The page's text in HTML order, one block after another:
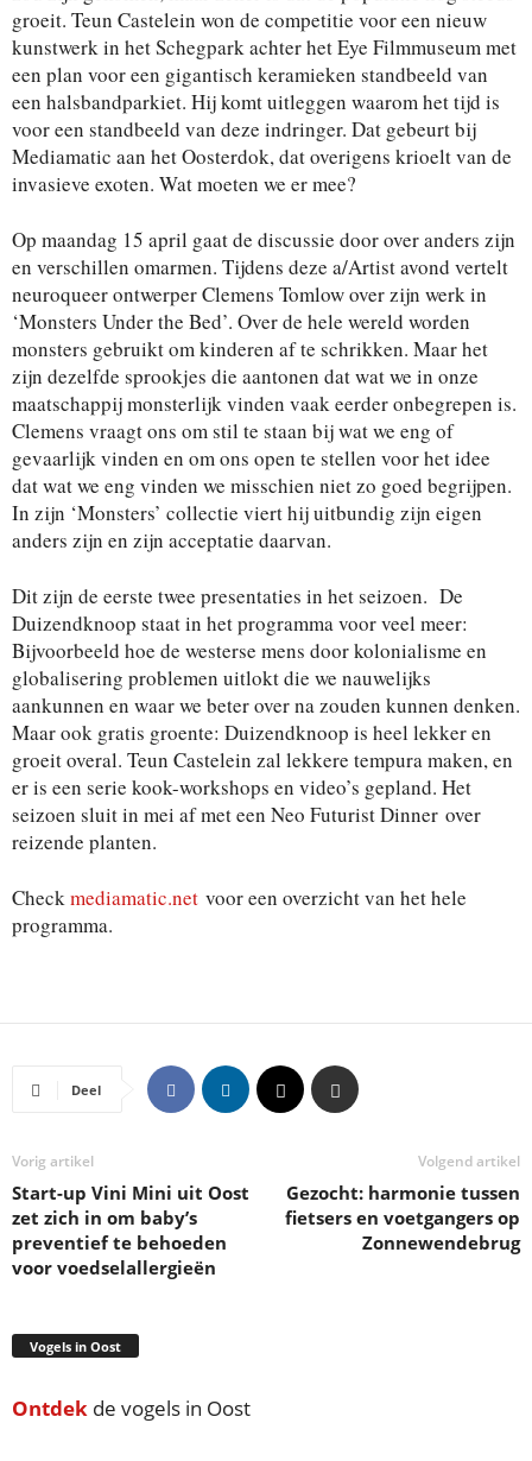
groeit. Teun Castelein won de competitie voor een nieuw
kunstwerk in het Schegpark achter het Eye Filmmuseum met
een plan voor een gigantisch keramieken standbeeld van
een halsbandparkiet. Hij komt uitleggen waarom het tijd is
voor een standbeeld van deze indringer. Dat gebeurt bij
Mediamatic aan het Oosterdok, dat overigens krioelt van de
invasieve exoten. Wat moeten we er mee?
Op maandag 15 april gaat de discussie door over anders zijn
en verschillen omarmen. Tijdens deze a/Artist avond vertelt
neuroqueer ontwerper Clemens Tomlow over zijn werk in
‘Monsters Under the Bed’. Over de hele wereld worden
monsters gebruikt om kinderen af te schrikken. Maar het
zĳn dezelfde sprookjes die aantonen dat wat we in onze
maatschappĳ monsterlĳk vinden vaak eerder onbegrepen is.
Clemens vraagt ons om stil te staan bĳ wat we eng of
gevaarlĳk vinden en om ons open te stellen voor het idee
dat wat we eng vinden we misschien niet zo goed begrĳpen.
In zijn ‘Monsters’ collectie viert hij uitbundig zijn eigen
anders zijn en zijn acceptatie daarvan.
Dit zijn de eerste twee presentaties in het seizoen. De
Duizendknoop staat in het programma voor veel meer:
Bijvoorbeeld hoe de westerse mens door kolonialisme en
globalisering problemen uitlokt die we nauwelĳks
aankunnen en waar we beter over na zouden kunnen denken.
Maar ook gratis groente: Duizendknoop is heel lekker en
groeit overal. Teun Castelein zal lekkere tempura maken, en
er is een serie kook-workshops en video’s gepland. Het
seizoen sluit in mei af met een Neo Futurist Dinner over
reizende planten.
Checkmediamatic.net voor een overzicht van het hele
programma.
Deel
Vorig artikel
Start-up Vini Mini uit Oost
zet zich in om baby’s
preventief te behoeden
voor voedselallergieën
Volgend artikel
Gezocht: harmonie tussen
fietsers en voetgangers op
Zonnewendebrug
Vogels in Oost
Ontdek de vogels in Oost